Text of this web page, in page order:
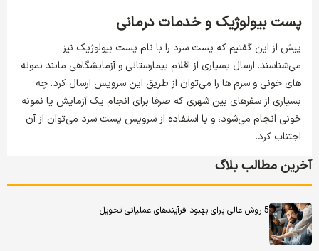
پست بیولوژیک و خدمات درمانی
پیش از این گفتیم که پست سرد را با نام پست بیولوژیک نیز
می‌شناسند. ارسال بسیاری از اقلام بیمارستانی و آزمایشگاهی مانند نمونه
های خونی و سرم ها را می‌توان از طریق این سرویس ارسال کرد. چه
بسیاری از سفرهای بین شهری که صرفا برای انجام یک آزمایش یا نمونه
خونی انجام می‌شود، و با استفاده از سرویس پست سرد می‌توان از آن
اجتناب کرد.
آخرین مطالب بلاگ
5 روش عالی برای بهبود فرآیندهای عملیاتی تحویل